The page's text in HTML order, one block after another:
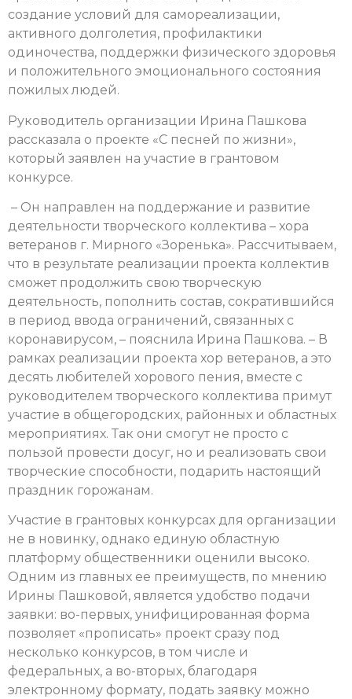
создание условий для самореализации,
активного долголетия, профилактики
одиночества, поддержки физического здоровья
и положительного эмоционального состояния
пожилых людей.
Руководитель организации Ирина Пашкова
рассказала о проекте «С песней по жизни»,
который заявлен на участие в грантовом
конкурсе.
– Он направлен на поддержание и развитие
деятельности творческого коллектива – хора
ветеранов г. Мирного «Зоренька». Рассчитываем,
что в результате реализации проекта коллектив
сможет продолжить свою творческую
деятельность, пополнить состав, сократившийся
в период ввода ограничений, связанных с
коронавирусом, – пояснила Ирина Пашкова. – В
рамках реализации проекта хор ветеранов, а это
десять любителей хорового пения, вместе с
руководителем творческого коллектива примут
участие в общегородских, районных и областных
мероприятиях. Так они смогут не просто с
пользой провести досуг, но и реализовать свои
творческие способности, подарить настоящий
праздник горожанам.
Участие в грантовых конкурсах для организации
не в новинку, однако единую областную
платформу общественники оценили высоко.
Одним из главных ее преимуществ, по мнению
Ирины Пашковой, является удобство подачи
заявки: во-первых, унифицированная форма
позволяет «прописать» проект сразу под
несколько конкурсов, в том числе и
федеральных, а во-вторых, благодаря
электронному формату, подать заявку можно